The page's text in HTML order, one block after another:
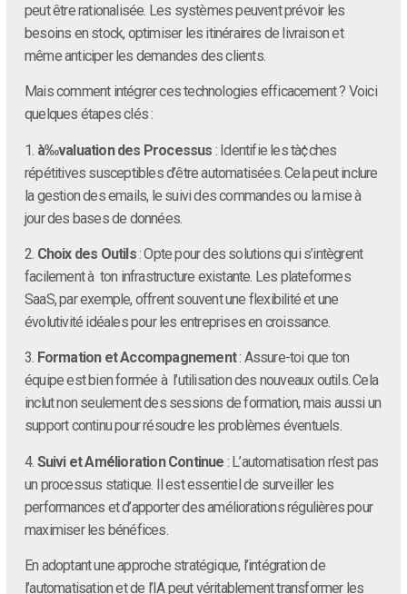
peut être rationalisée. Les systèmes peuvent prévoir les
besoins en stock, optimiser les itinéraires de livraison et
même anticiper les demandes des clients.
Mais comment intégrer ces technologies efficacement ? Voici
quelques étapes clés :
1. à‰valuation des Processus : Identifie les tà¢ches
répétitives susceptibles d’être automatisées. Cela peut inclure
la gestion des emails, le suivi des commandes ou la mise à
jour des bases de données.
2. Choix des Outils: Opte pour des solutions qui s’intègrent
facilement à ton infrastructure existante. Les plateformes
SaaS, par exemple, offrent souvent une flexibilité et une
évolutivité idéales pour les entreprises en croissance.
3. Formation et Accompagnement: Assure-toi que ton
équipe est bien formée à l’utilisation des nouveaux outils. Cela
inclut non seulement des sessions de formation, mais aussi un
support continu pour résoudre les problèmes éventuels.
4. Suivi et Amélioration Continue : L’automatisation n’est pas
un processus statique. Il est essentiel de surveiller les
performances et d’apporter des améliorations régulières pour
maximiser les bénéfices.
En adoptant une approche stratégique, l’intégration de
l’automatisation et de l’IA peut véritablement transformer les